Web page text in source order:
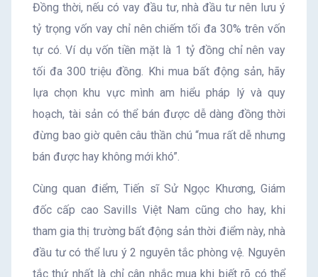
Đồng thời, nếu có vay đầu tư, nhà đầu tư nên lưu ý
tỷ trọng vốn vay chỉ nên chiếm tối đa 30% trên vốn
tự có. Ví dụ vốn tiền mặt là 1 tỷ đồng chỉ nên vay
tối đa 300 triệu đồng. Khi mua bất động sản, hãy
lựa chọn khu vực mình am hiểu pháp lý và quy
hoạch, tài sản có thể bán được dễ dàng đồng thời
đừng bao giờ quên câu thần chú “mua rất dễ nhưng
bán được hay không mới khó”.
Cùng quan điểm, Tiến sĩ Sử Ngọc Khương, Giám
đốc cấp cao Savills Việt Nam cũng cho hay, khi
tham gia thị trường bất động sản thời điểm này, nhà
đầu tư có thể lưu ý 2 nguyên tắc phòng vệ. Nguyên
tắc thứ nhất là chỉ cân nhắc mua khi biết rõ có thể